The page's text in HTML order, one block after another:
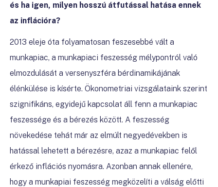
és ha igen, milyen hosszú átfutással hatása ennek
az inflációra?
2013 eleje óta folyamatosan feszesebbé vált a
munkapiac, a munkapiaci feszesség mélypontról való
elmozdulását a versenyszféra bérdinamikájának
élénkülése is kísérte. Ökonometriai vizsgálataink szerint
szignifikáns, egyidejű kapcsolat áll fenn a munkapiac
feszessége és a bérezés között. A feszesség
növekedése tehát már az elmúlt negyedévekben is
hatással lehetett a bérezésre, azaz a munkapiac felől
érkező inflációs nyomásra. Azonban annak ellenére,
hogy a munkapiai feszesség megközelíti a válság előtti